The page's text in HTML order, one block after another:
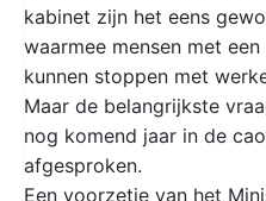
kabinet zijn het eens
waarmee mensen met
kunnen stoppen met
Maar de belangrijkste
nog komend jaar in de
afgesproken.
Een voorzetje van het